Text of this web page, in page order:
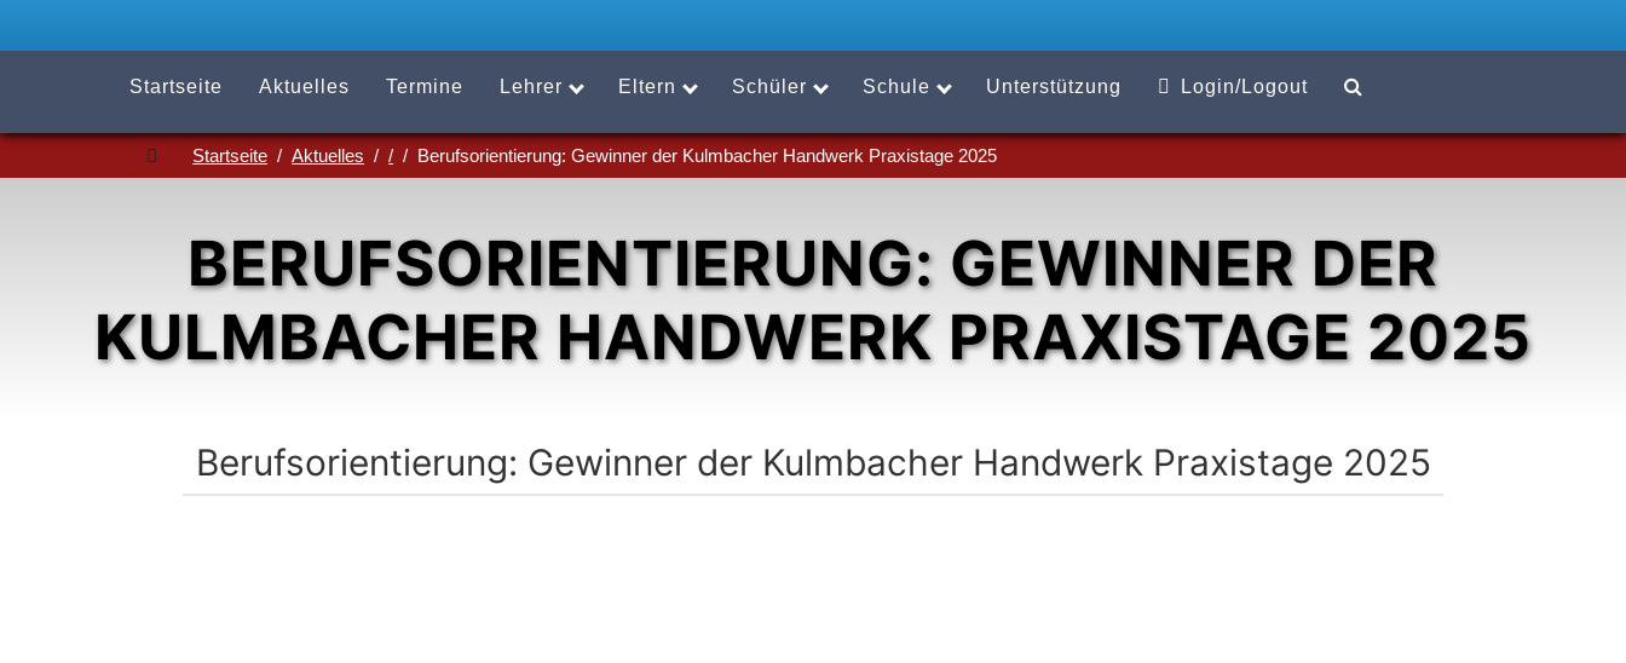
Startseite Aktuelles Termine Lehrer Eltern Schüler Schule Unterstützung Login/Logout
Startseite Aktuelles / Berufsorientierung: Gewinner der Kulmbacher Handwerk Praxistage 2025
BERUFSORIENTIERUNG: GEWINNER DER
KULMBACHER HANDWERK PRAXISTAGE 2025
Berufsorientierung: Gewinner der Kulmbacher Handwerk Praxistage 2025